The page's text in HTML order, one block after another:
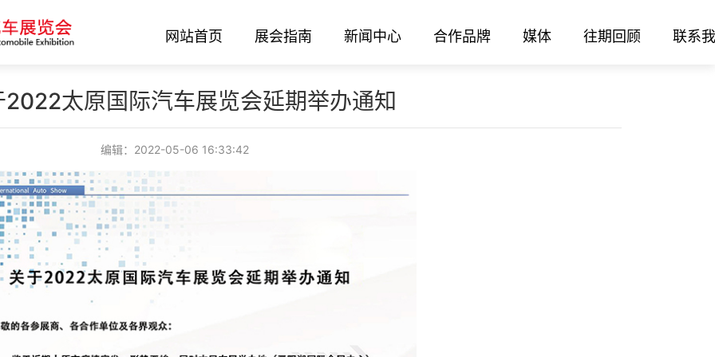
网站首页 展会指南 新闻中心 合作品牌 媒体 往期回顾 联系
2022太原国际汽车展览会延期举办通知
编辑：2022-05-06 16:33:42